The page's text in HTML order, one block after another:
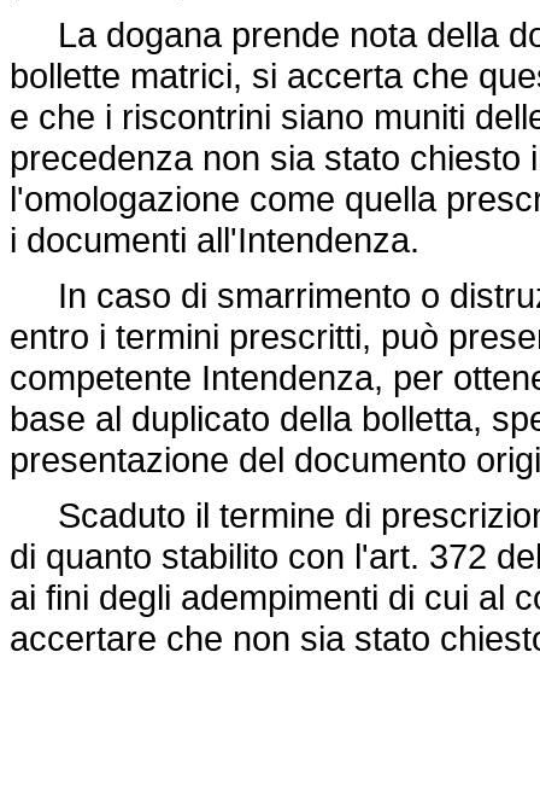
La dogana prende nota della
bollette matrici, si accerta che
e che i riscontrini siano muniti
precedenza non sia stato chiesto
l'omologazione come quella
i documenti all'Intendenza.
In caso di smarrimento o
entro i termini prescritti, può
competente Intendenza, per
base al duplicato della bolletta,
presentazione del documento
Scaduto il termine di
di quanto stabilito con l'art. 372
ai fini degli adempimenti di cui al
accertare che non sia stato